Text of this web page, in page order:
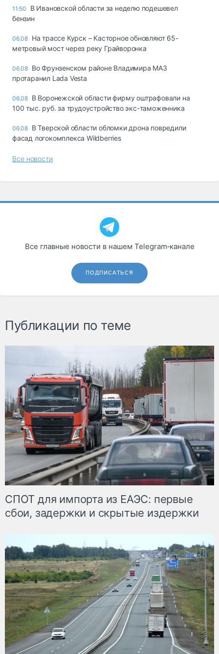
11:50
В Ивановской области за неделю подешевел
бензин
06.08 На трассе Курск – Касторное обновляют 65-
метровый мост через реку Грайворонка
06.08 Во Фрунзенском районе Владимира МАЗ
протаранил Lada Vesta
06.08 В Воронежской области фирму оштрафовали на
100 тыс. руб. за трудоустройство экс-таможенника
06.08 В Тверской области обломки дрона повредили
фасад логокомплекса Wildberries
Все новости
Все главные новости в нашем Telegram‑канале
ПОДПИСАТЬСЯ
Публикации по теме
СПОТ для импорта из ЕАЭС: первые
сбои, задержки и скрытые издержки